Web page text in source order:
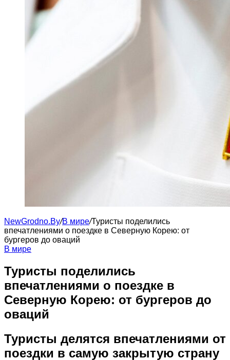
NewGrodno.By/В мире/Туристы поделились
впечатлениями о поездке в Северную Корею: от
бургеров до оваций
В мире
Туристы поделились
впечатлениями о поездке в
Северную Корею: от бургеров до
оваций
Туристы делятся впечатлениями от
поездки в самую закрытую страну